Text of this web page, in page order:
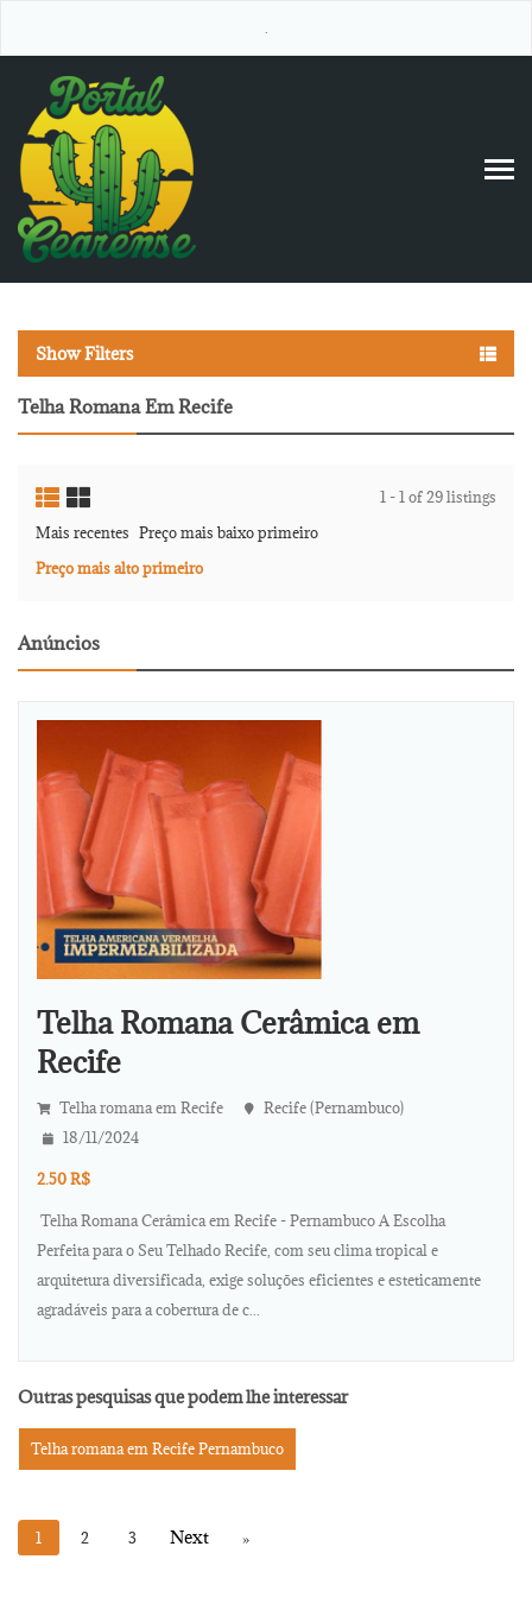
Show Filters
Telha Romana Em Recife
1 - 1 of 29 listings
Mais recentes Preço mais baixo primeiro
Preço mais alto primeiro
Anúncios
Telha Romana Cerâmica em
Recife
Telha romana em Recife
Recife (Pernambuco)
18/11/2024
2.50 R$
Telha Romana Cerâmica em Recife - Pernambuco A Escolha
Perfeita para o Seu Telhado Recife, com seu clima tropical e
arquitetura diversificada, exige soluções eficientes e esteticamente
agradáveis para a cobertura de c...
Outras pesquisas que podem lhe interessar
Telha romana em Recife Pernambuco
1 2 3 »